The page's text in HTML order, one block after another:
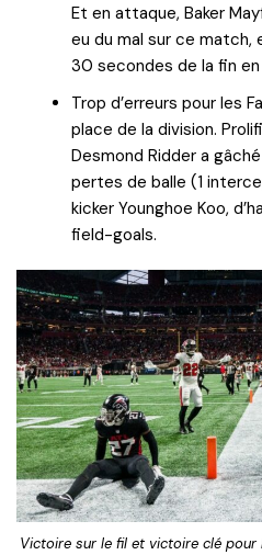
Et en attaque, Baker
eu du mal sur ce match,
30 secondes de la fin
Trop d’erreurs pour les
place de la division.
Desmond Ridder a
pertes de balle (1
kicker Younghoe Koo,
field-goals.
Victoire sur le fil et victoire clé pour